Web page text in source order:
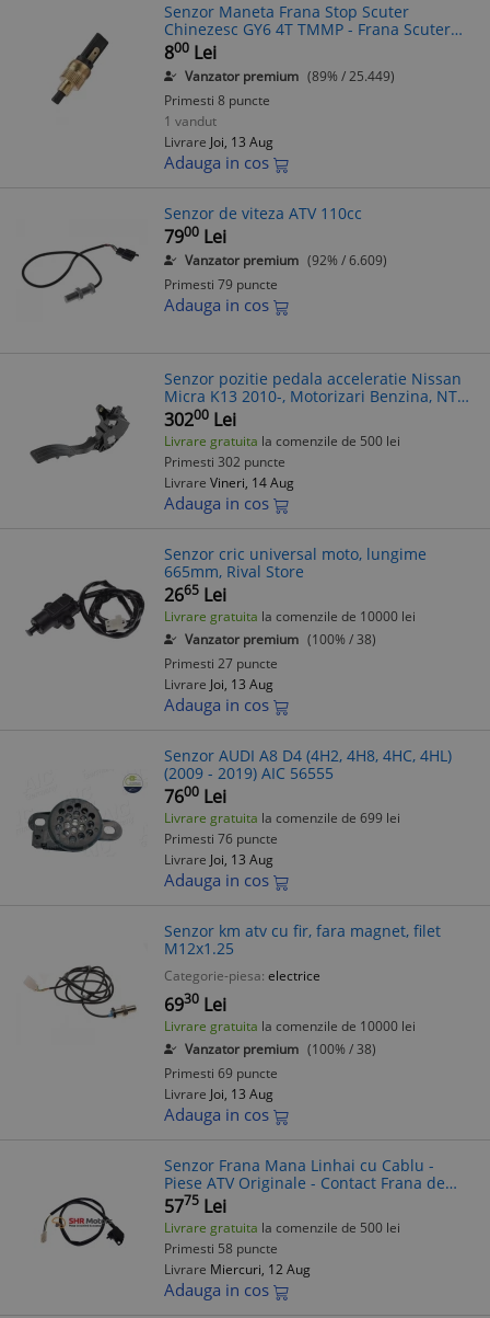
Senzor Maneta Frana Stop Scuter
Chinezesc GY6 4T TMMP - Frana Scuter
4T, Senzor Frana Moto
800 Lei
Vanzator premium (89% / 25.449)
Primesti 8 puncte
1 vandut
Livrare Joi, 13 Aug
Adauga in cos
Senzor de viteza ATV 110cc
7900 Lei
Vanzator premium (92% / 6.609)
Primesti 79 puncte
Adauga in cos
Senzor pozitie pedala acceleratie Nissan
Micra K13 2010-, Motorizari Benzina, NTY
EAP-NS-001
30200 Lei
Livrare gratuita la comenzile de 500 lei
Primesti 302 puncte
Livrare Vineri, 14 Aug
Adauga in cos
Senzor cric universal moto, lungime
665mm, Rival Store
2665 Lei
Livrare gratuita la comenzile de 10000 lei
Vanzator premium (100% / 38)
Primesti 27 puncte
Livrare Joi, 13 Aug
Adauga in cos
Senzor AUDI A8 D4 (4H2, 4H8, 4HC, 4HL)
(2009 - 2019) AIC 56555
7600 Lei
Livrare gratuita la comenzile de 699 lei
Primesti 76 puncte
Livrare Joi, 13 Aug
Adauga in cos
Senzor km atv cu fir, fara magnet, filet
M12x1.25
Categorie-piesa: electrice
6930 Lei
Livrare gratuita la comenzile de 10000 lei
Vanzator premium (100% / 38)
Primesti 69 puncte
Livrare Joi, 13 Aug
Adauga in cos
Senzor Frana Mana Linhai cu Cablu -
Piese ATV Originale - Contact Frana de
Mana Linhai
5775 Lei
Livrare gratuita la comenzile de 500 lei
Primesti 58 puncte
Livrare Miercuri, 12 Aug
Adauga in cos